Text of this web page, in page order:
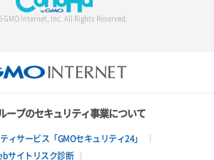
GMO Internet, Inc. All Rights Reserved.
ープのセキュリティ事業について
ィサービス「GMOセキュリティ24」
サイトリスク診断